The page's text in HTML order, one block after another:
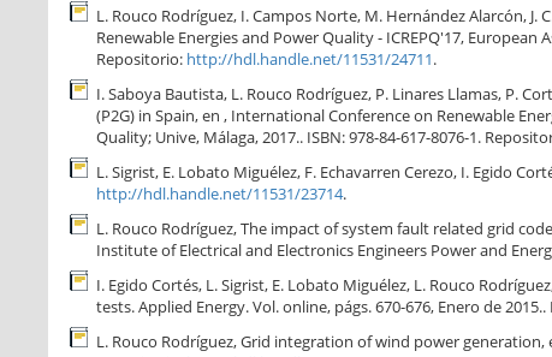
L. Rouco Rodríguez, I. Campos Norte, M. Hernández Alarcón,
Renewable Energies and Power Quality - ICREPQ'17,
Repositorio: http://hdl.handle.net/11531/24711.
I. Saboya Bautista, L. Rouco Rodríguez, P. Linares Llamas, P.
(P2G) in Spain, en , International Conference on Renewable
Quality; Unive, Málaga, 2017.. ISBN: 978-84-617-8076-1.
L. Sigrist, E. Lobato Miguélez, F. Echavarren Cerezo, I. Egido
http://hdl.handle.net/11531/23714.
L. Rouco Rodríguez, The impact of system fault related grid
Institute of Electrical and Electronics Engineers Power and
I. Egido Cortés, L. Sigrist, E. Lobato Miguélez, L. Rouco
tests. Applied Energy. Vol. online, págs. 670-676, Enero de
L. Rouco Rodríguez, Grid integration of wind power generation,